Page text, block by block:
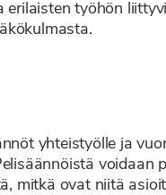
työhön
yhteistyölle ja
voidaan
mitkä ovat niitä